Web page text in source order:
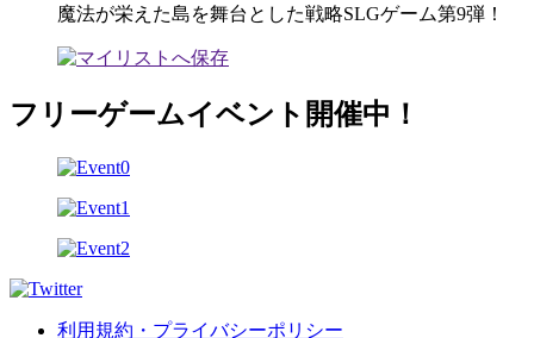
魔法が栄えた島を舞台とした戦略SLGゲーム第9弾！
フリーゲームイベント開催中！
利用規約・プライバシーポリシー